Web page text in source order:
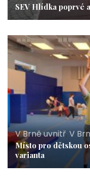
SEV Hlídka poprvé
V Brně uvnitř,V
Místo pro dětskou
varianta